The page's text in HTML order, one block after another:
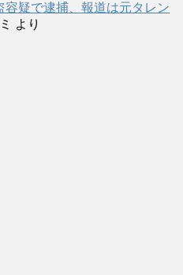
疑で逮捕、報道は元タレン
より